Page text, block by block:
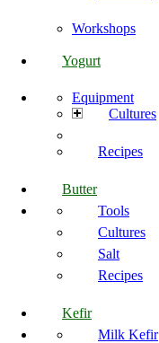
Workshops
Yogurt
Equipment
Cultures
Recipes
Butter
Tools
Cultures
Salt
Recipes
Kefir
Milk Kefir